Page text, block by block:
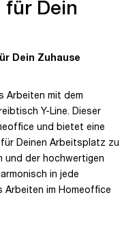
Dein
Dein Zuhause
Arbeiten mit dem
Y-Line. Dieser
und bietet eine
Deinen Arbeitsplatz zu
und der hochwertigen
in jede
Arbeiten im Homeoffice